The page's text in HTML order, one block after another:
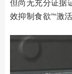
效抑制食欲”“激